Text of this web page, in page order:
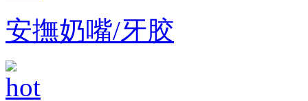
安撫奶嘴/牙胶